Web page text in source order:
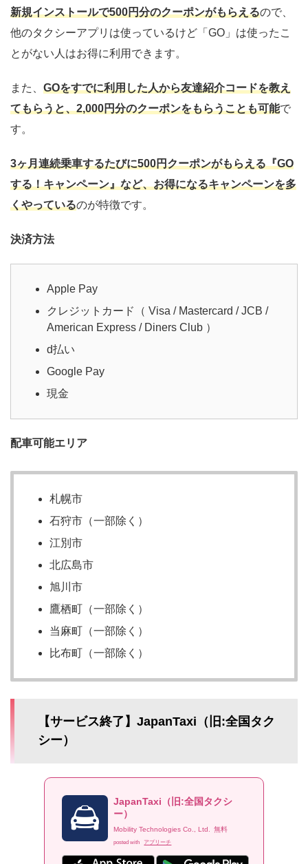
新規インストールで500円分のクーポンがもらえるので、
他のタクシーアプリは使っているけど「GO」は使ったこ
とがない人はお得に利用できます。
また、 GOをすでに利用した人から友達紹介コードを教え
てもらうと、2,000円分のクーポンをもらうことも可能で
す。
3ヶ月連続乗車するたびに500円クーポンがもらえる『GO
する！キャンペーン』など、お得になるキャンペーンを多
くやっているのが特徴です。
決済方法
Apple Pay
クレジットカード（ Visa / Mastercard / JCB /
American Express / Diners Club ）
d払い
Google Pay
現金
配車可能エリア
札幌市
石狩市（一部除く）
江別市
北広島市
旭川市
鷹栖町（一部除く）
当麻町（一部除く）
比布町（一部除く）
【サービス終了】JapanTaxi（旧:全国タク
シー）
JapanTaxi（旧:全国タクシ
ー）
Mobility Technologies Co., Ltd. 無料
posted with アプリーチ